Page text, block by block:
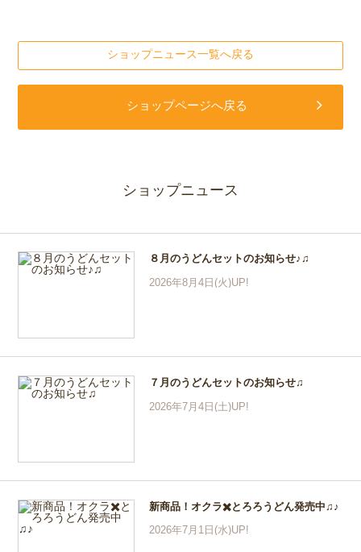
ショップニュース一覧へ戻る
ショップページへ戻る
ショップニュース
８月のうどんセットのお知らせ♪♫
2026年8月4日(火)UP!
７月のうどんセットのお知らせ♫
2026年7月4日(土)UP!
新商品！オクラ✖️とろろうどん発売中♫♪
2026年7月1日(水)UP!